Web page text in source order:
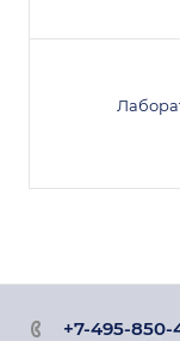
+7-495-850-